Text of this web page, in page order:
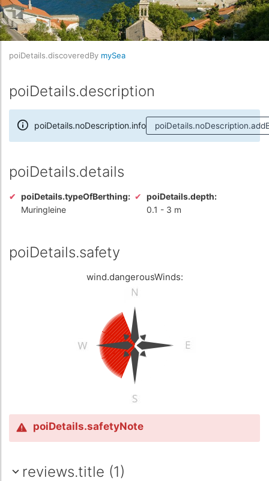
poiDetails.discoveredBy mySea
poiDetails.description
poiDetails.noDescription.info
poiDetails.details
poiDetails.typeOfBerthing:
Muringleine
poiDetails.depth:
0.1 - 3 m
poiDetails.safety
wind.dangerousWinds:
poiDetails.safetyNote
reviews.title (1)